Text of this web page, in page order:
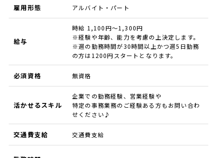
雇用形態 アルバイト・パート
給与
時給 1,100円～1,300円
※経験や年齢、能力を考慮の上決定します。
※週の勤務時間が30時間以上かつ週5日勤務
の方は1200円スタートとなります。
必須資格 無資格
活かせるスキル
企業での勤務経験、営業経験や
特定の事務業務のご経験ある方もお問い合わ
せください♪
交通費支給 交通費支給